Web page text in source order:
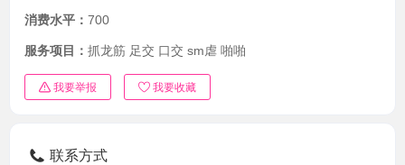
消费水平： 700
服务项目： 抓龙筋 足交 口交 sm虐 啪啪
我要举报 我要收藏
联系方式